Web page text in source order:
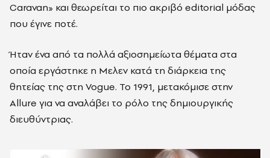
Caravan» και θεωρείται το πιο ακριβό editorial μόδας
που έγινε ποτέ.
Ήταν ένα από τα πολλά αξιοσημείωτα θέματα στα
οποία εργάστηκε η Μελεν κατά τη διάρκεια της
θητείας της στη Vogue. Το 1991, μετακόμισε στην
Allure για να αναλάβει το ρόλο της δημιουργικής
διευθύντριας.